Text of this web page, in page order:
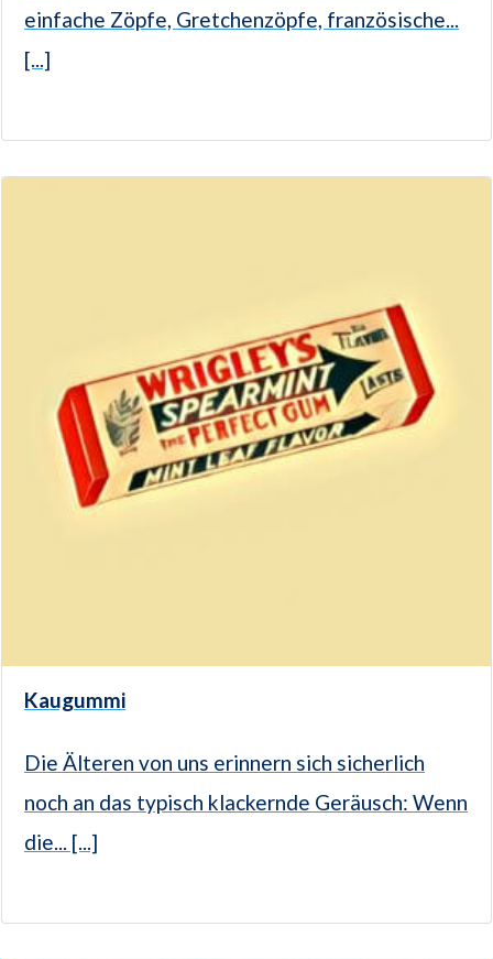
einfache Zöpfe, Gretchenzöpfe, französische...
[...]
Kaugummi
Die Älteren von uns erinnern sich sicherlich
noch an das typisch klackernde Geräusch: Wenn
die... [...]